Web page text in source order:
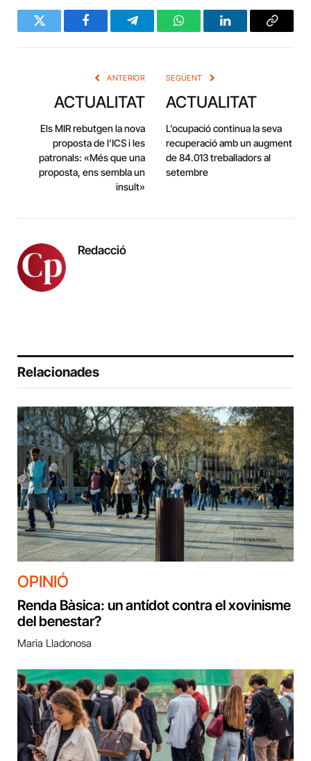
Twitter FacebookTelegramWhatsAppLinkedInCopy
ANTERIOR
ACTUALITAT
Els MIR rebutgen la nova
proposta de l’ICS i les
patronals: «Més que una
proposta, ens sembla un
insult»
SEGÜENT
ACTUALITAT
L’ocupació continua la seva
recuperació amb un augment
de 84.013 treballadors al
setembre
Redacció
Relacionades
OPINIÓ
Renda Bàsica: un antídot contra el xovinisme
del benestar?
Maria Lladonosa